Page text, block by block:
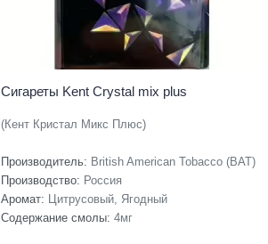
Сигареты Kent Crystal mix plus
(Кент Кристал Микс Плюс)
Производитель: British American Tobacco (BAT)
Производство: Россия
Аромат: Цитрусовый, Ягодный
Содержание смолы: 4мг